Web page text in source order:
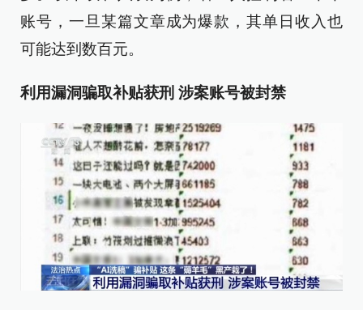
账号，一旦某篇文章成为爆款，其单日收入也
可能达到数百元。
利用漏洞骗取补贴获刑 涉案账号被封禁